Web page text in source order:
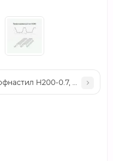
Полиэстер RAL9003
Н200-0.7, Ширина-